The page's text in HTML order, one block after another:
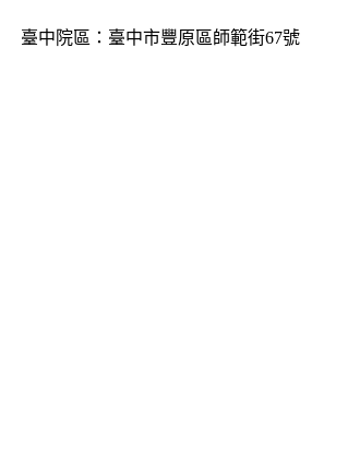
臺中院區：臺中市豐原區師範街67號